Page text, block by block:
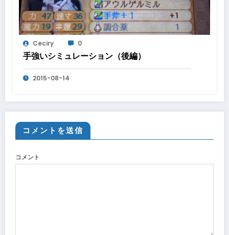
Ceciry 0
手強いシミュレーション（後編）
2015-08-14
コメントを送信
コメント